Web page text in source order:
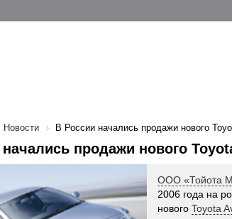
Новости В России начались продажи нового
продажи нового
ООО «Тойота
2006 года на
нового Toyota